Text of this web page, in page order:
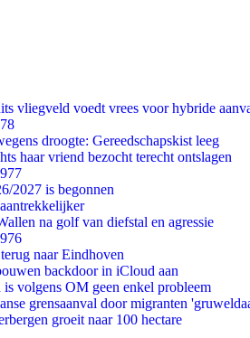
vliegveld voedt vrees voor hybride
droogte: Gereedschapskist leeg
haar vriend bezocht terecht ontslagen
2027 is begonnen
na golf van diefstal en agressie
naar Eindhoven
backdoor in iCloud aan
volgens OM geen enkel probleem
grensaanval door migranten
groeit naar 100 hectare